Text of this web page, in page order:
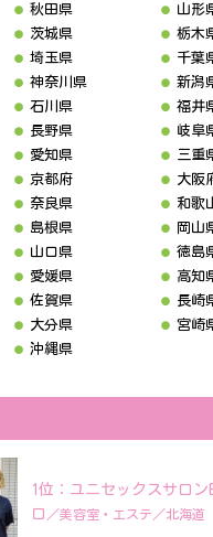
秋田県
山形
茨城県
栃木
埼玉県
千葉
神奈川県
新潟
石川県
福井
長野県
岐阜
愛知県
三重
京都府
大阪
奈良県
和歌
島根県
岡山
山口県
徳島
愛媛県
高知
佐賀県
長崎
大分県
宮崎
沖縄県
ユニセックスサロン
ロ
美容室 エステ 北海道